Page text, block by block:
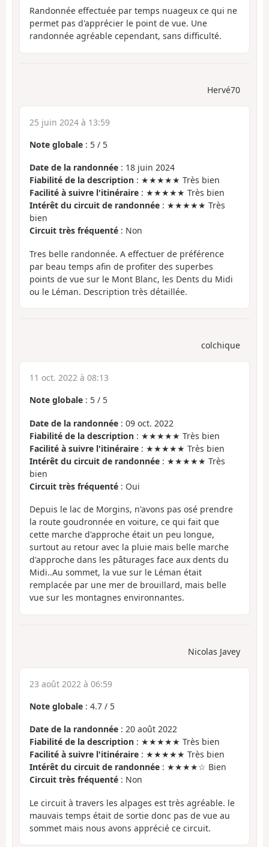
Randonnée effectuée par temps nuageux ce qui ne
permet pas d'apprécier le point de vue. Une
randonnée agréable cependant, sans difficulté.
Hervé70
25 juin 2024 à 13:59
Note globale : 5 / 5
Date de la randonnée : 18 juin 2024
Fiabilité de la description : ★★★★★ Très bien
Facilité à suivre l'itinéraire : ★★★★★ Très bien
Intérêt du circuit de randonnée : ★★★★★ Très
bien
Circuit très fréquenté : Non
Tres belle randonnée. A effectuer de préférence
par beau temps afin de profiter des superbes
points de vue sur le Mont Blanc, les Dents du Midi
ou le Léman. Description très détaillée.
colchique
11 oct. 2022 à 08:13
Note globale : 5 / 5
Date de la randonnée : 09 oct. 2022
Fiabilité de la description : ★★★★★ Très bien
Facilité à suivre l'itinéraire : ★★★★★ Très bien
Intérêt du circuit de randonnée : ★★★★★ Très
bien
Circuit très fréquenté : Oui
Depuis le lac de Morgins, n'avons pas osé prendre
la route goudronnée en voiture, ce qui fait que
cette marche d'approche était un peu longue,
surtout au retour avec la pluie mais belle marche
d'approche dans les pâturages face aux dents du
Midi..Au sommet, la vue sur le Léman était
remplacée par une mer de brouillard, mais belle
vue sur les montagnes environnantes.
Nicolas Javey
23 août 2022 à 06:59
Note globale : 4.7 / 5
Date de la randonnée : 20 août 2022
Fiabilité de la description : ★★★★★ Très bien
Facilité à suivre l'itinéraire : ★★★★★ Très bien
Intérêt du circuit de randonnée : ★★★★☆ Bien
Circuit très fréquenté : Non
Le circuit à travers les alpages est très agréable. le
mauvais temps était de sortie donc pas de vue au
sommet mais nous avons apprécié ce circuit.